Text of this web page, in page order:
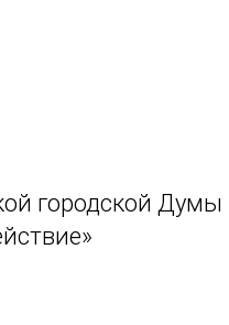
городской Думы